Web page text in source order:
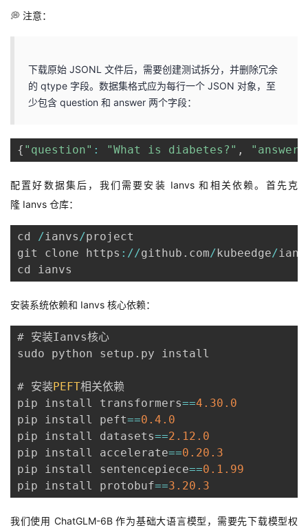
💭 注意：
下载原始 JSONL 文件后，需要创建测试拆分，并删除冗余
的 qtype 字段。数据集格式应为每行一个 JSON 对象，至
少包含 question 和 answer 两个字段：
{ "question" : "What is diabetes?" , "answer"
配置好数据集后，我们需要安装 Ianvs和相关依赖。首先克
隆 Ianvs 仓库：
cd /ianvs/project
git clone https : //github . com/ kubeedge/
安装系统依赖和 Ianvs 核心依赖：
# 安装Ianvs核心
sudo python setup . py install
# 安装PEFT相关依赖
pip install transformers==4.30 .0
pip install peft==0.4 .0
pip install datasets==2.12 .0
pip install accelerate==0.20 .3
pip install sentencepiece==0.1 .99
pip install protobuf==3.20 .3
我们使用 ChatGLM-6B作为基础大语言模型，需要先下载模型权